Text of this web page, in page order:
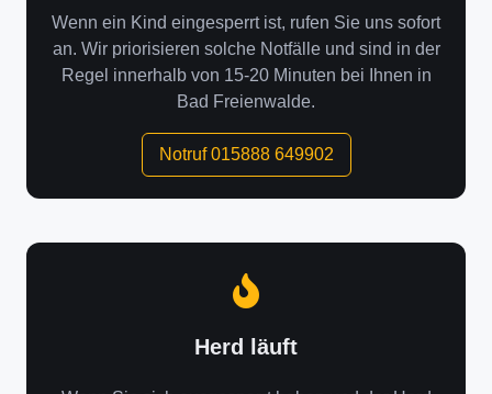
Wenn ein Kind eingesperrt ist, rufen Sie uns sofort
an. Wir priorisieren solche Notfälle und sind in der
Regel innerhalb von 15-20 Minuten bei Ihnen in
Bad Freienwalde.
Notruf 015888 649902
Herd läuft